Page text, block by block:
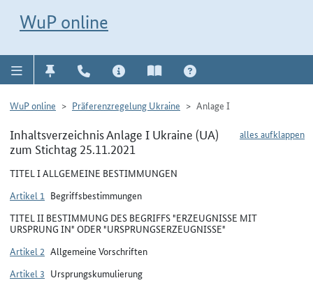
WuP online
WuP online Präferenzregelung Ukraine Anlage I
alles aufklappen
Inhaltsverzeichnis Anlage I Ukraine (UA)
zum Stichtag 25.11.2021
TITEL I ALLGEMEINE BESTIMMUNGEN
Artikel 1 Begriffsbestimmungen
TITEL II BESTIMMUNG DES BEGRIFFS "ERZEUGNISSE MIT
URSPRUNG IN" ODER "URSPRUNGSERZEUGNISSE"
Artikel 2 Allgemeine Vorschriften
Artikel 3 Ursprungskumulierung